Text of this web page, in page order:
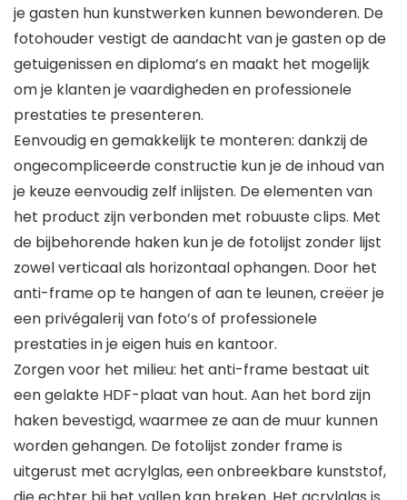
je gasten hun kunstwerken kunnen bewonderen. De
fotohouder vestigt de aandacht van je gasten op de
getuigenissen en diploma’s en maakt het mogelijk
om je klanten je vaardigheden en professionele
prestaties te presenteren.
Eenvoudig en gemakkelijk te monteren: dankzij de
ongecompliceerde constructie kun je de inhoud van
je keuze eenvoudig zelf inlijsten. De elementen van
het product zijn verbonden met robuuste clips. Met
de bijbehorende haken kun je de fotolijst zonder lijst
zowel verticaal als horizontaal ophangen. Door het
anti-frame op te hangen of aan te leunen, creëer je
een privégalerij van foto’s of professionele
prestaties in je eigen huis en kantoor.
Zorgen voor het milieu: het anti-frame bestaat uit
een gelakte HDF-plaat van hout. Aan het bord zijn
haken bevestigd, waarmee ze aan de muur kunnen
worden gehangen. De fotolijst zonder frame is
uitgerust met acrylglas, een onbreekbare kunststof,